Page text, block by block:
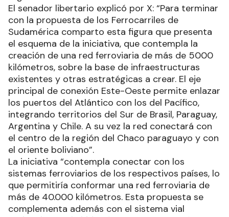
El senador libertario explicó por X: “Para terminar
con la propuesta de los Ferrocarriles de
Sudamérica comparto esta figura que presenta
el esquema de la iniciativa, que contempla la
creación de una red ferroviaria de más de 5000
kilómetros, sobre la base de infraestructuras
existentes y otras estratégicas a crear. El eje
principal de conexión Este-Oeste permite enlazar
los puertos del Atlántico con los del Pacífico,
integrando territorios del Sur de Brasil, Paraguay,
Argentina y Chile. A su vez la red conectará con
el centro de la región del Chaco paraguayo y con
el oriente boliviano”.
La iniciativa “contempla conectar con los
sistemas ferroviarios de los respectivos países, lo
que permitiría conformar una red ferroviaria de
más de 40.000 kilómetros. Esta propuesta se
complementa además con el sistema vial